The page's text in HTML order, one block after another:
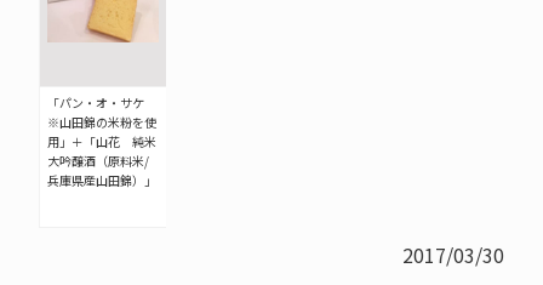
「パン・オ・サケ
※山田錦の米粉を使
用」＋「山花 純米
大吟醸酒（原料米/
兵庫県産山田錦）」
2017/03/30